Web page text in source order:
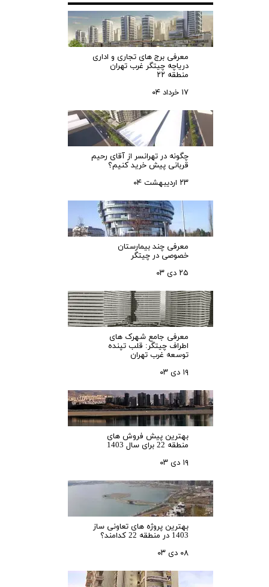
معرفی برج های تجاری و اداری
دریاچه چیتگر غرب تهران
منطقه ۲۲
۱۷ خرداد ۰۴
چگونه در تهرانسر از آقای رحیم
قربانی پیش خرید کنیم؟
۲۳ اردیبهشت ۰۴
معرفی چند بیمارستان
خصوصی در چیتگر
۲۵ دی ۰۳
معرفی جامع شهرک‌ های
اطراف چیتگر: قلب تپنده
توسعه غرب تهران
۱۹ دی ۰۳
بهترین پیش فروش های
منطقه 22 برای سال 1403
۱۹ دی ۰۳
بهترین پروژه های تعاونی ساز
1403 در منطقه 22 کدامند؟
۰۸ دی ۰۳